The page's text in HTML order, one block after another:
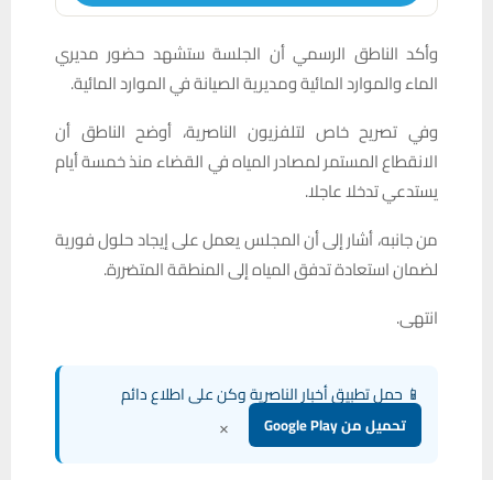
وأكد الناطق الرسمي أن الجلسة ستشهد حضور مديري
الماء والموارد المائية ومديرية الصيانة في الموارد المائية.
وفي تصريح خاص لتلفزيون الناصرية، أوضح الناطق أن
الانقطاع المستمر لمصادر المياه في القضاء منذ خمسة أيام
يستدعي تدخلا عاجلا.
من جانبه، أشار إلى أن المجلس يعمل على إيجاد حلول فورية
لضمان استعادة تدفق المياه إلى المنطقة المتضررة.
انتهى.
📱 حمل تطبيق أخبار الناصرية وكن على اطلاع دائم
تحميل من Google Play ×